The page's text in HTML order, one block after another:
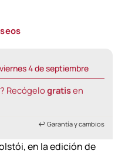
4 de septiembre
Recógelo gratisen
↩️ Garantía y cambios
en la edición de